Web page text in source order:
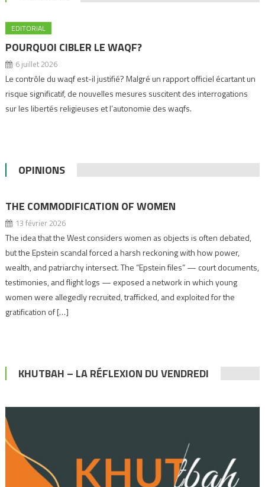
EDITORIAL
POURQUOI CIBLER LE WAQF?
6 juillet 2026
Le contrôle du waqf est-il justifié? Malgré un rapport officiel écartant un
risque significatif, de nouvelles mesures suscitent des interrogations
sur les libertés religieuses et l’autonomie des waqfs.
OPINIONS
THE COMMODIFICATION OF WOMEN
13 février 2026
The idea that the West considers women as objects is often debated,
but the Epstein scandal forced a harsh reckoning with how power,
wealth, and patriarchy intersect. The “Epstein files” — court documents,
testimonies, and flight logs — exposed a network in which young
women were allegedly recruited, trafficked, and exploited for the
gratification of […]
KHUTBAH – LA RÉFLEXION DU VENDREDI